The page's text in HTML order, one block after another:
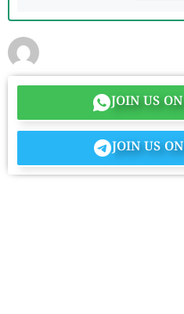
JOIN US
JOIN US